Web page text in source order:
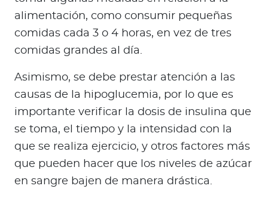
alimentación, como consumir pequeñas
comidas cada 3 o 4 horas, en vez de tres
comidas grandes al día.
Asimismo, se debe prestar atención a las
causas de la hipoglucemia, por lo que es
importante verificar la dosis de insulina que
se toma, el tiempo y la intensidad con la
que se realiza ejercicio, y otros factores más
que pueden hacer que los niveles de azúcar
en sangre bajen de manera drástica.